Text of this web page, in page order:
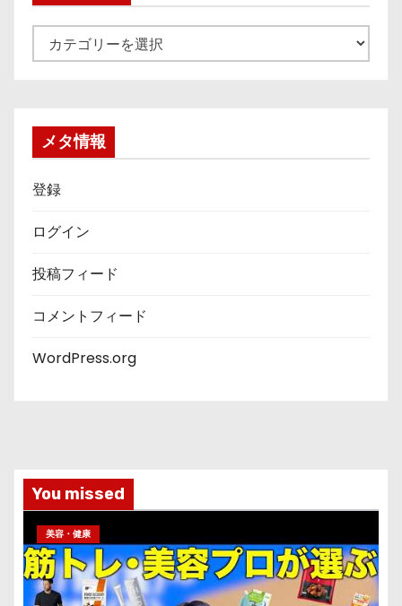
テ
メタ情報
登録
ログイン
投稿フィード
コメントフィード
WordPress.org
You missed
美容・健康